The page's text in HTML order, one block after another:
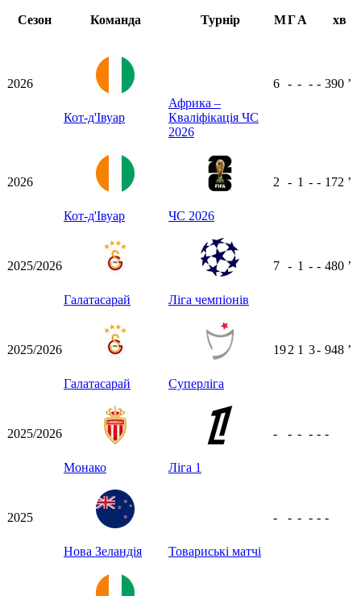
Сезон
Команда Турнір МГА хв
2026
Кот-д'Івуар
Африка –
Кваліфікація ЧС
2026
6 - - - - 390 ʼ
2026
Кот-д'Івуар ЧС 2026
2 - 1 - - 172 ʼ
2025/2026
Галатасарай Ліга чемпіонів
7 - 1 - - 480 ʼ
2025/2026
Галатасарай Суперліга
192 1 3- 948 ʼ
2025/2026
Монако Ліга 1
- - - - - -
2025
Нова Зеландія Товариські матчі
- - - - - -